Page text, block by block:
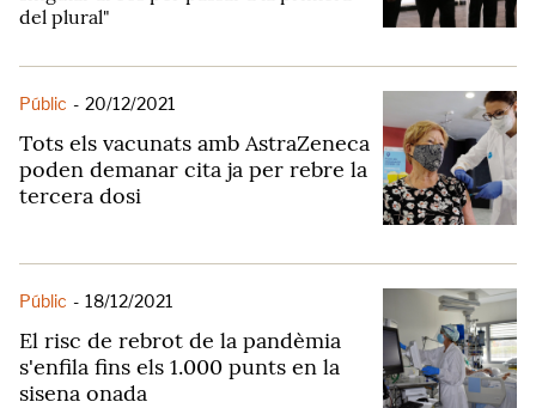
del plural"
Públic - 20/12/2021
Tots els vacunats amb AstraZeneca
poden demanar cita ja per rebre la
tercera dosi
Públic - 18/12/2021
El risc de rebrot de la pandèmia
s'enfila fins els 1.000 punts en la
sisena onada